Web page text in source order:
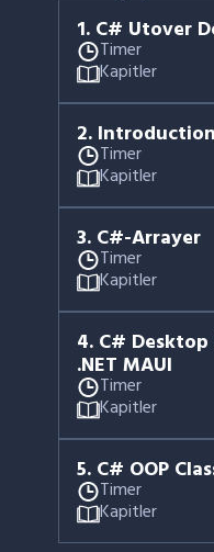
1. C# Utover
Timer
Kapitler
2.
Timer
Kapitler
3. C#-Arrayer
Timer
Kapitler
4. C#
.NET MAUI
Timer
Kapitler
5. C# OOP
Timer
Kapitler